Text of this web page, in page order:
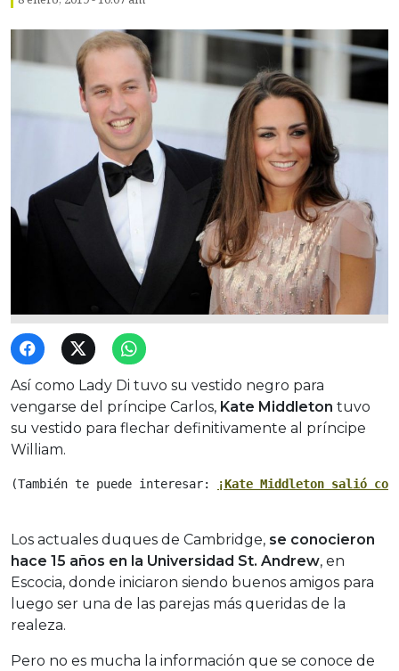
Así como Lady Di tuvo su vestido negro para
vengarse del príncipe Carlos, Kate Middleton tuvo
su vestido para flechar definitivamente al príncipe
William.
(También te puede interesar: ¡Kate Middleton salió
Los actuales duques de Cambridge, se conocieron
hace 15 años en la Universidad St. Andrew, en
Escocia, donde iniciaron siendo buenos amigos para
luego ser una de las parejas más queridas de la
realeza.
Pero no es mucha la información que se conoce de